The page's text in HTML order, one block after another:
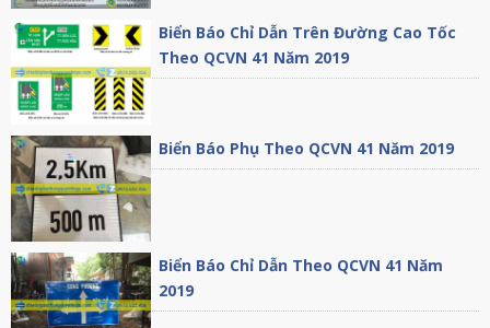
Biển Báo Chỉ Dẫn Trên Đường Cao Tốc
Theo QCVN 41 Năm 2019
Biển Báo Phụ Theo QCVN 41 Năm 2019
Biển Báo Chỉ Dẫn Theo QCVN 41 Năm
2019